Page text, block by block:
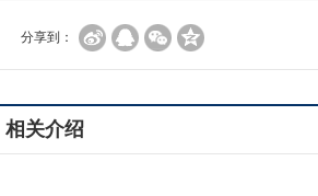
分享到：
相关介绍